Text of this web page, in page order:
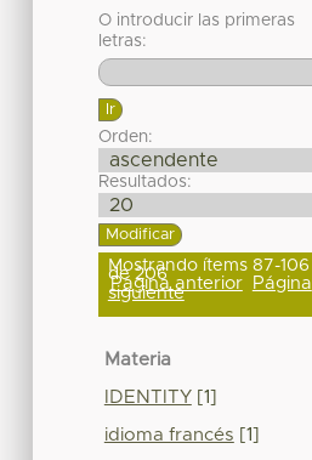
O introducir las primeras
letras:
Orden:
Resultados:
Mostrando ítems 87-106
de 206
Página anterior Página
siguiente
Materia
IDENTITY[1]
idioma francés [1]